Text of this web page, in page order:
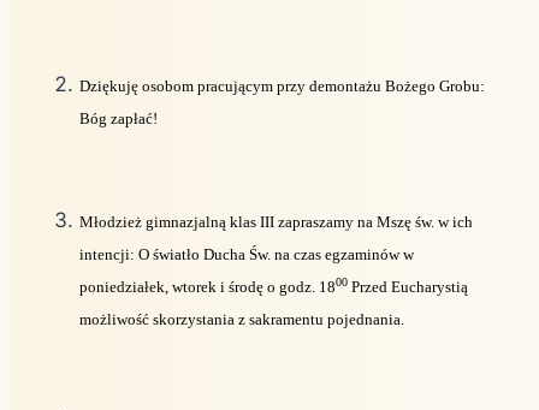
Dziękuję osobom pracującym przy demontażu Bożego Grobu:
Bóg zapłać!
Młodzież gimnazjalną klas III zapraszamy na Mszę św. w ich
intencji: O światło Ducha Św. na czas egzaminów w
poniedziałek, wtorek i środę o godz. 1800 Przed Eucharystią
możliwość skorzystania z sakramentu pojednania.